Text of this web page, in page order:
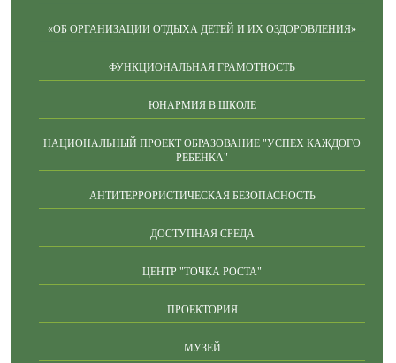
«ОБ ОРГАНИЗАЦИИ ОТДЫХА ДЕТЕЙ И ИХ ОЗДОРОВЛЕНИЯ»
ФУНКЦИОНАЛЬНАЯ ГРАМОТНОСТЬ
ЮНАРМИЯ В ШКОЛЕ
НАЦИОНАЛЬНЫЙ ПРОЕКТ ОБРАЗОВАНИЕ "УСПЕХ КАЖДОГО
РЕБЕНКА"
АНТИТЕРРОРИСТИЧЕСКАЯ БЕЗОПАСНОСТЬ
ДОСТУПНАЯ СРЕДА
ЦЕНТР "ТОЧКА РОСТА"
ПРОЕКТОРИЯ
МУЗЕЙ